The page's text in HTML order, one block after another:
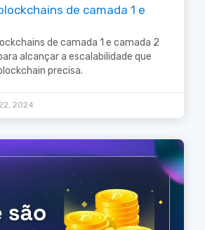
de camada 1 e
de camada 1 e camada 2
alcançar a escalabilidade que
precisa.
2024